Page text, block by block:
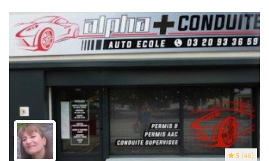
5 (46)